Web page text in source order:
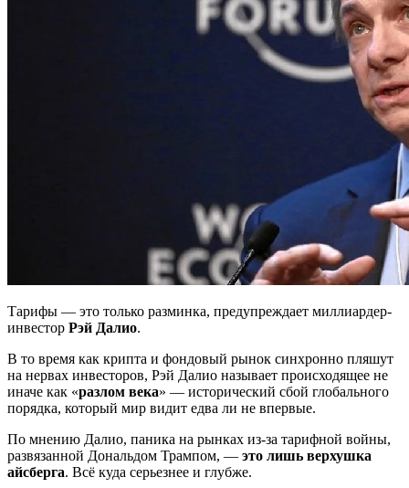
Тарифы — это только разминка, предупреждает миллиардер-
инвестор Рэй Далио.
В то время как крипта и фондовый рынок синхронно пляшут
на нервах инвесторов, Рэй Далио называет происходящее не
иначе как «разлом века» — исторический сбой глобального
порядка, который мир видит едва ли не впервые.
По мнению Далио, паника на рынках из-за тарифной войны,
развязанной Дональдом Трампом, — это лишь верхушка
айсберга. Всё куда серьезнее и глубже.